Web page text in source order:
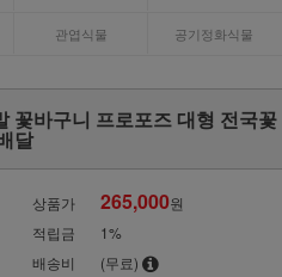
관엽식물 공기정화식물
꽃바구니 프로포즈 대형 전국꽃
달
상품가 265,000원
적립금
1%
배송비
(무료)